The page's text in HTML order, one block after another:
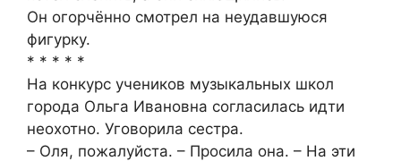
Он огорчённо смотрел на неудавшуюся
фигурку.
* * * * *
На конкурс учеников музыкальных школ
города Ольга Ивановна согласилась идти
неохотно. Уговорила сестра.
– Оля, пожалуйста. – Просила она. – На эти